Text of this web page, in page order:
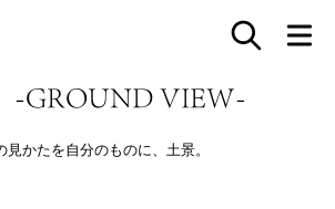
GROUND VIEW-
見かたを自分のものに、土景。